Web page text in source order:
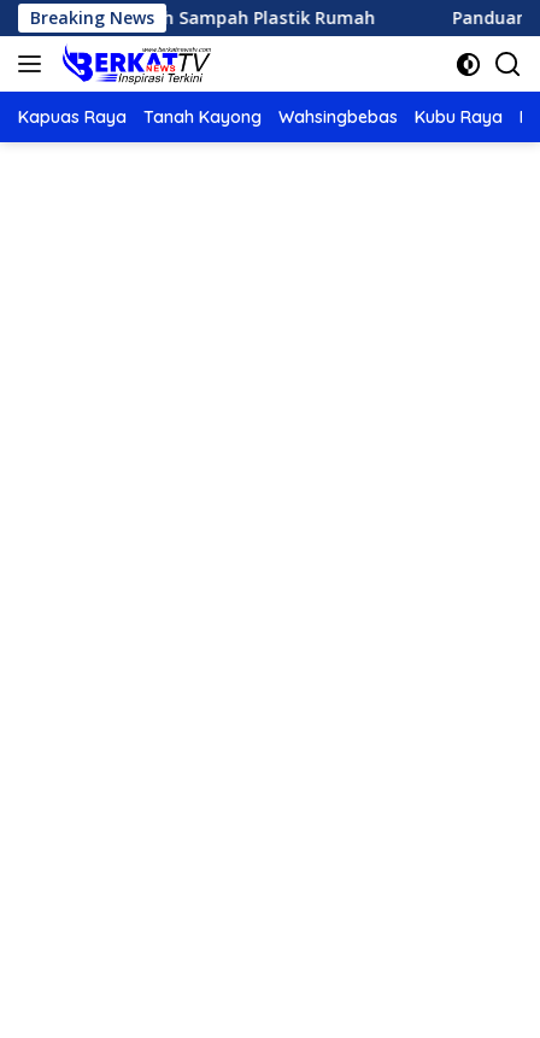
Langsung
ke
konten
Breaking News
Sampah Plastik Rumah Panduan Lengkap
Kapuas Raya Tanah Kayong Wahsingbebas Kubu Raya